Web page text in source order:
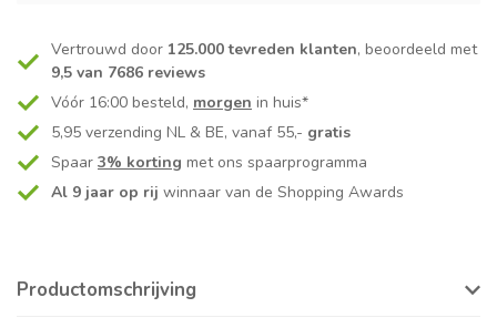
Vertrouwd door 125.000 tevreden klanten, beoordeeld met
9,5 van 7686 reviews
Vóór 16:00 besteld, morgen in huis*
5,95 verzending NL & BE, vanaf 55,- gratis
Spaar 3% korting met ons spaarprogramma
Al 9 jaar op rij winnaar van de Shopping Awards
Productomschrijving